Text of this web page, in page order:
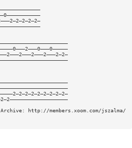
http://members.xoom.com/jszalma/